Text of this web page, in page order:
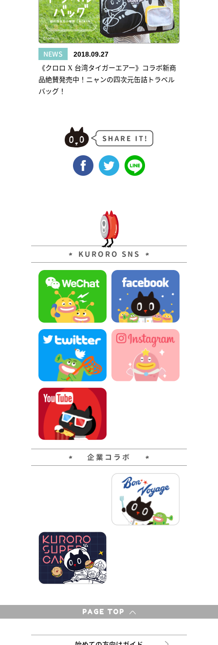
NEWS 2018.09.27
《クロロ X 台湾タイガーエアー》コラボ新商
品絶賛発売中！ニャンの四次元缶詰トラベル
バッグ！
KURORO SNS
企業コラボ
PAGE TOP